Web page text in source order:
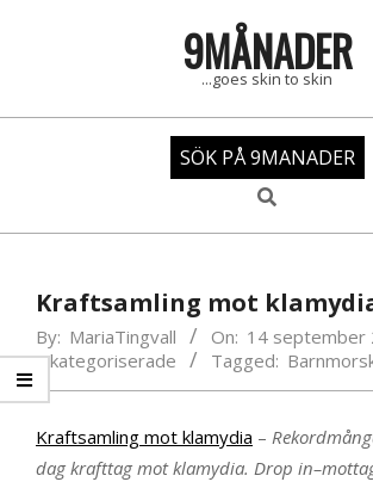
9MÅNADER
...goes skin to skin
SÖK PÅ 9MANADER
Search
MenuKraftsamling mot
By: MariaTingvall On: 14 september
Okategoriserade
Tagged:
Kraftsamling mot klamydia –
dag krafttag mot klamydia. Drop